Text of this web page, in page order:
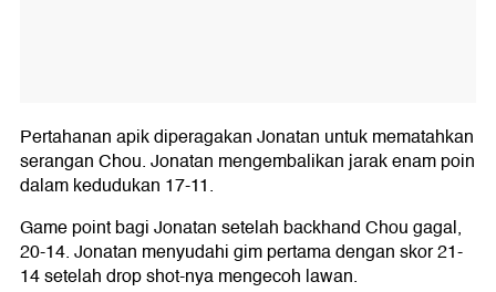
Pertahanan apik diperagakan Jonatan untuk mematahkan
serangan Chou. Jonatan mengembalikan jarak enam poin
dalam kedudukan 17-11.
Game point bagi Jonatan setelah backhand Chou gagal,
20-14. Jonatan menyudahi gim pertama dengan skor 21-
14 setelah drop shot-nya mengecoh lawan.